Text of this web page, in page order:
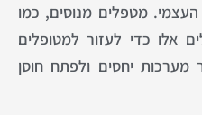
העצמי. מטפלים מנוסים, כמו
אלו כדי לעזור למטופלים
מערכות יחסים ולפתח חוסן